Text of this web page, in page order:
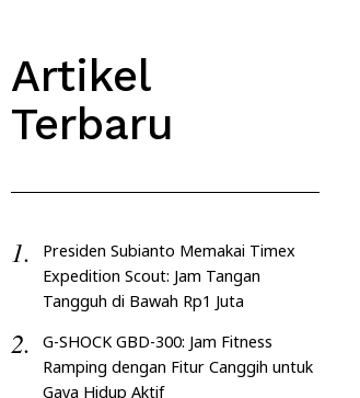
Artikel
Terbaru
Presiden Subianto Memakai Timex
Expedition Scout: Jam Tangan
Tangguh di Bawah Rp1 Juta
G-SHOCK GBD-300: Jam Fitness
Ramping dengan Fitur Canggih untuk
Gaya Hidup Aktif